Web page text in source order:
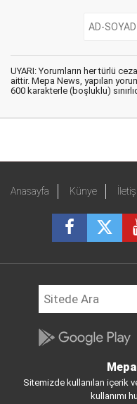
UYARI: Yorumların her türlü
aittir. Mepa News, yapılan
600 karakterle (boşluklu)
Anasayfa Künye
Sitemizde kullanılan içerik
kullanımı